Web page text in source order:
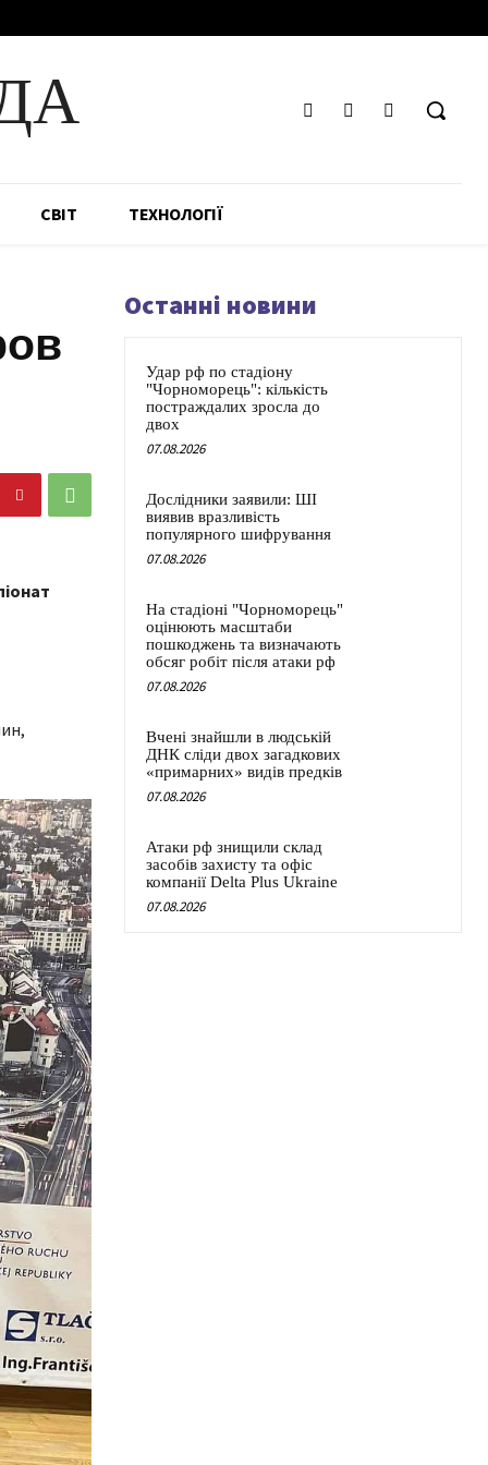
СВІТ ТЕХНОЛОГІЇ
Останні новини
Удар рф по стадіону
"Чорноморець": кількість
постраждалих зросла до
двох
07.08.2026
Дослідники заявили: ШІ
виявив вразливість
популярного шифрування
07.08.2026
На стадіоні "Чорноморець"
оцінюють масштаби
пошкоджень та визначають
обсяг робіт після атаки рф
07.08.2026
Вчені знайшли в людській
ДНК сліди двох загадкових
«примарних» видів предків
07.08.2026
Атаки рф знищили склад
засобів захисту та офіс
компанії Delta Plus Ukraine
07.08.2026